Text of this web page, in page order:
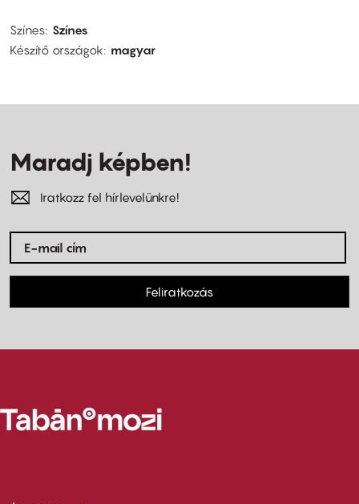
Színes Színes
Készítő országok
magyar
Maradj képben!
Iratkozz fel hírlevelünkre!
Feliratkozás